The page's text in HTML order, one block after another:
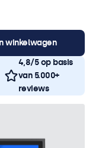
winkelwagen
4,8/5 op basis
van 5.000+
reviews